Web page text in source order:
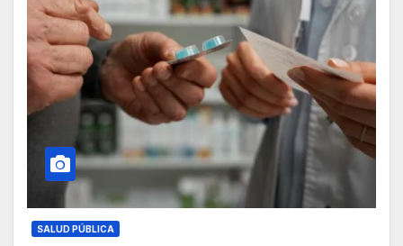
SALUD PÚBLICA